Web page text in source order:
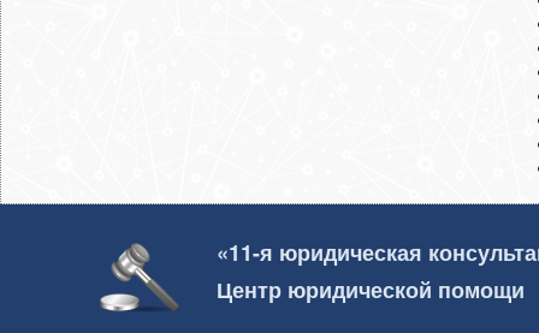
«11-я юридическая
Центр юридической помощи